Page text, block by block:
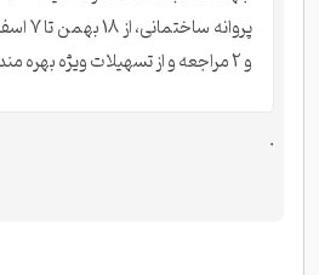
و 2 مراجعه و از تسهیلات ویژه بهره مند شوید.
.